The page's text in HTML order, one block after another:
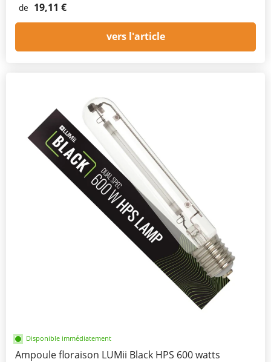
de 19,11 €
vers l'article
Disponible immédiatement
Ampoule floraison LUMii Black HPS 600 watts